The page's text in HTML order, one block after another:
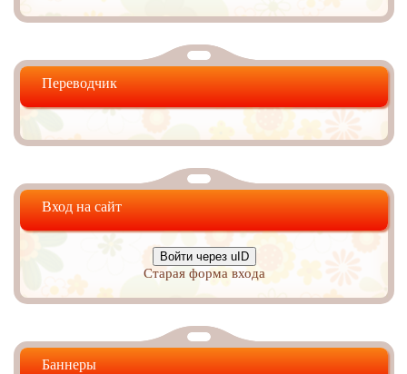
Переводчик
Вход на сайт
Войти через uID
Старая форма входа
Баннеры